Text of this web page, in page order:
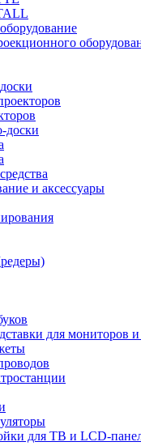
доски
и аксессуары
для мониторов и
для ТВ и LCD-